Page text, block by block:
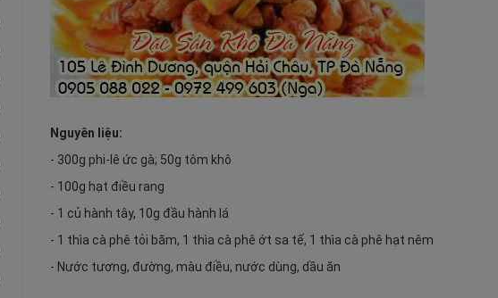
Nguyên liệu:
- 300g phi-lê ức gà; 50g tôm khô
- 100g hạt điều rang
- 1 củ hành tây, 10g đầu hành lá
- 1 thìa cà phê tỏi băm, 1 thìa cà phê ớt sa tế, 1 thìa cà phê hạt nêm
- Nước tương, đường, màu điều, nước dùng, dầu ăn